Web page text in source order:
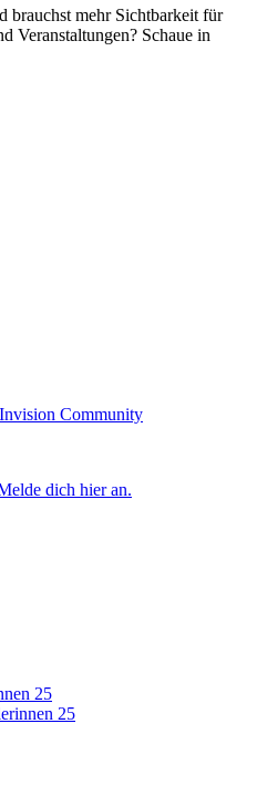
brauchst mehr Sichtbarkeit für
Veranstaltungen? Schaue in
Community
dich hier an.
25
25